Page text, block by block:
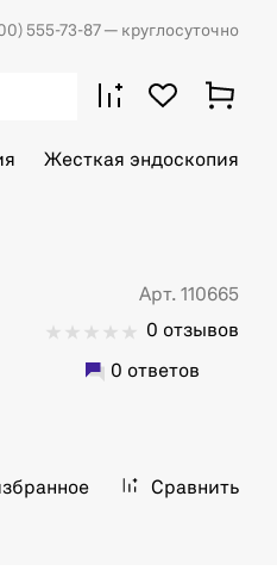
555-73-87 — круглосуточно
Жесткая эндоскопия
Арт. 110665
0 отзывов
0 ответов
Сравнить